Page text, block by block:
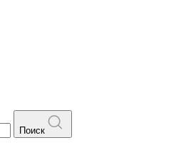
Поиск